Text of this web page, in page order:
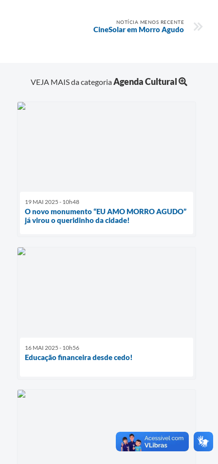
NOTÍCIA MENOS RECENTE
CineSolar em Morro Agudo
VEJA MAIS da categoriaAgenda Cultural
19 MAI 2025 - 10h48
O novo monumento “EU AMO MORRO AGUDO”
já virou o queridinho da cidade!
16 MAI 2025 - 10h56
Educação financeira desde cedo!